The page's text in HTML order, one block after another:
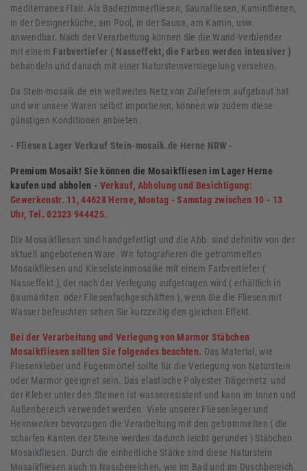
mediterranes Flair. Als Badezimmerfliesen, Saunafliesen, Kaminfliesen,
in der Designerküche, am Pool, in der Sauna, am Kamin, usw.
anwendbar. Nach der Verarbeitung können Sie die Wand-Verblender
mit einem Farbvertiefer ( Nasseffekt, die Farben werden intensiver )
behandeln und danach mit einer Natursteinversiegelung versehen.
Da Stein-mosaik.de ein weltweites Netz von Zulieferern aufgebaut hat
und wir unsere Waren selbst importieren, können wir zudem diese
günstigen Konditionen anbieten.
- Fliesen Lager Verkauf Stein-mosaik.de Herne NRW -
Premium Mosaik! Sie können die Mosaikfliesen im Lager Herne
kaufen und abholen - Verkauf, Abholung und Besichtigung:
Gewerkenstr. 11, 44628 Herne, Montag - Samstag zwischen 10 - 13
Uhr, Tel. 02323 944425.
Die Mosaikfliesen sind handgefertigt und die Abb. sind definitiv von der
aktuell angebotenen Ware. Wir fotografieren die getrommelten
Mosaikfliesen und Kieselsteinmosaike mit einem Farbvertiefer (
Nasseffekt ), der nach der Verlegung aufgetragen wird ( erhältlich in
Baumärkten oder Fliesenfachgeschäften ), wenn Sie die Fliesen mit
Wasser befeuchten sehen Sie kurzzeitig den gleichen Effekt.
Bei der Verarbeitung und Verlegung von Marmor Stäbchen
Mosaikfliesen sollten Sie folgendes beachten. Das Material, wie
Fliesenkleber und Fugenmörtel sollte für die Verlegung von Naturstein
oder Marmor geeignet sein. Das elastische Polyester Trägernetz und
der Kleber unter den Steinen ist wasserresistent und kann im Innen und
Außenbereich verwendet werden. Viele unserer Fliesenleger und
Heimwerker bevorzugen die Verarbeitung mit den getrommelten ( die
scharfen Kanten der Steine werden dadurch leicht gerundet ) Stäbchen
Mosaikfliesen. Durch die einheitliche Stärke sind diese Naturstein
Mosaikfliesen auch in Nassbereichen, wie im Bad und im Duschbereich